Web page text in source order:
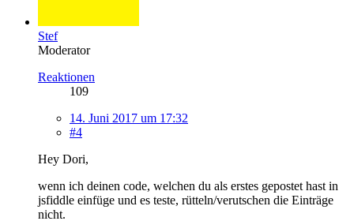
Stef
Moderator
Reaktionen
109
14. Juni 2017 um 17:32
#4
Hey Dori,
wenn ich deinen code, welchen du als erstes gepostet hast in
jsfiddle einfüge und es teste, rütteln/verutschen die Einträge
nicht.